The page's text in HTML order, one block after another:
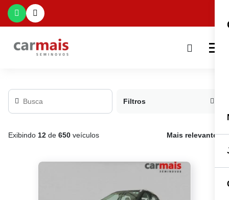
Filtros
Exibindo 12 de 650 veículos Mais relevante